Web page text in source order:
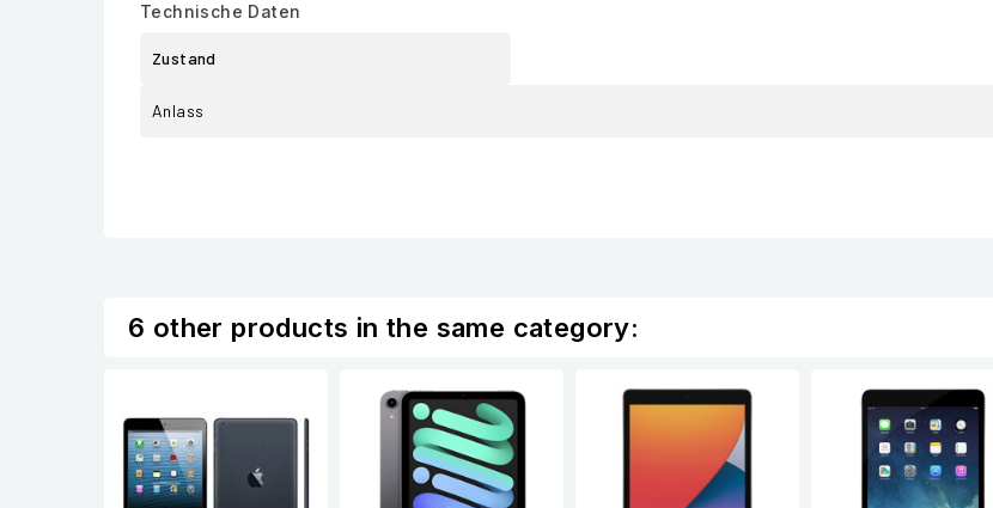
Technische Daten
Zustand
Anlass
6 other products in the same category: